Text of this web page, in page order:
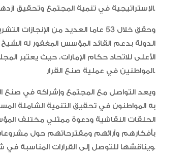
الإستراتيجية في تنمية المجتمع وتحقيق ازدهاره.
وحقق خلال 53 عاما العديد من
الدولة بدعم القائد المؤسس المغفور له
الأعلى للاتحاد حكام الإمارات، حيث يعتبر
المواطنين في عملية صنع القرار.
ويعد التواصل مع المجتمع وإشراكه في صنع
به المواطنون في تحقيق التنمية الشاملة
الحلقات النقاشية ودعوة ممثلي مختلف
بأفكارهم وآرائهم ومقترحاتهم حول
ويناقشها للتوصل إلى القرارات المناسبة في شأنها.